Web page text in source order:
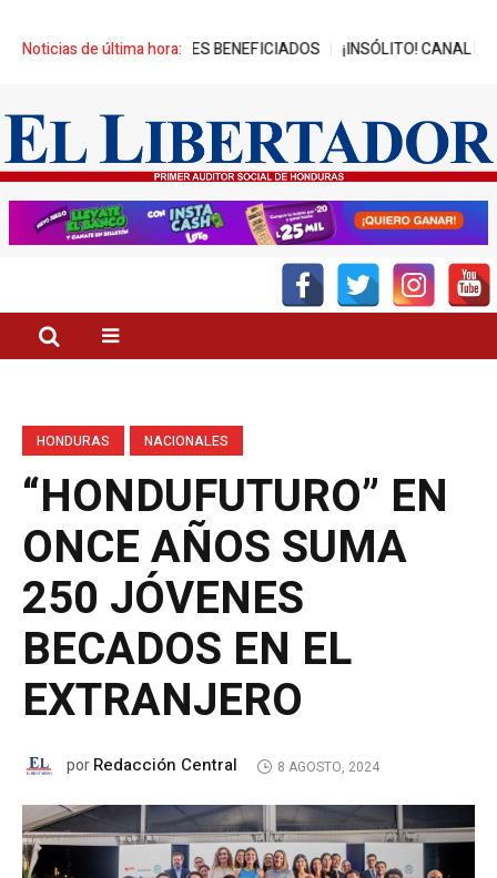
Noticias de última hora:
MIL JÓVENES BENEFICIADOS ¡INSÓLITO! CANAL DEL
HONDURAS NACIONALES
“HONDUFUTURO” EN
ONCE AÑOS SUMA
250 JÓVENES
BECADOS EN EL
EXTRANJERO
porRedacción Central 8 AGOSTO, 2024